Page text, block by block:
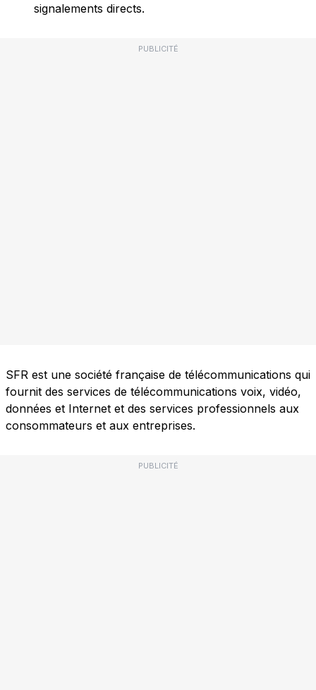
signalements directs.
PUBLICITÉ
SFR est une société française de télécommunications qui
fournit des services de télécommunications voix, vidéo,
données et Internet et des services professionnels aux
consommateurs et aux entreprises.
PUBLICITÉ